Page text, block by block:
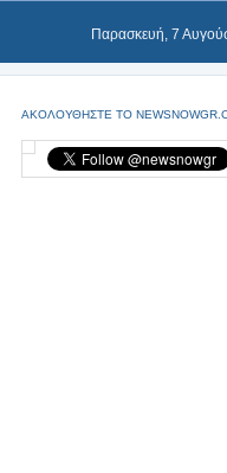
Παρασκευή, 7
ΑΚΟΛΟΥΘΗΣΤΕ ΤΟ